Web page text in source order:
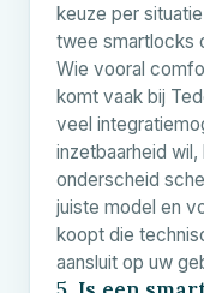
keuze per
twee smartlocks
Wie vooral
komt vaak bij
veel
inzetbaarheid
onderscheid
juiste model en
koopt die
aansluit op uw